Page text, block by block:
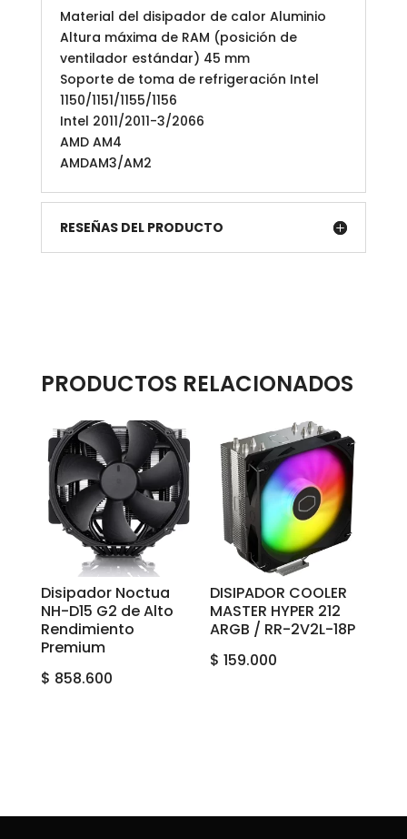
Material del disipador de calor Aluminio
Altura máxima de RAM (posición de
ventilador estándar) 45 mm
Soporte de toma de refrigeración Intel
1150/1151/1155/1156
Intel 2011/2011-3/2066
AMD AM4
AMDAM3/AM2
RESEÑAS DEL PRODUCTO
PRODUCTOS RELACIONADOS
Disipador Noctua
NH-D15 G2 de Alto
Rendimiento
Premium
$ 858.600
DISIPADOR COOLER
MASTER HYPER 212
ARGB / RR-2V2L-18P
$ 159.000